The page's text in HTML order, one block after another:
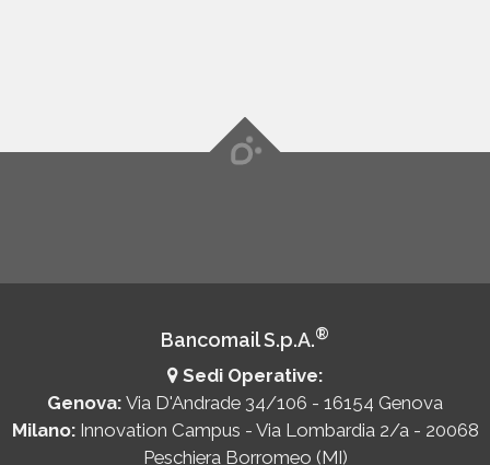
Bancomail S.p.A.®
Sedi Operative:
Genova: Via D'Andrade 34/106 - 16154 Genova
Milano: Innovation Campus - Via Lombardia 2/a - 20068
Peschiera Borromeo (MI)